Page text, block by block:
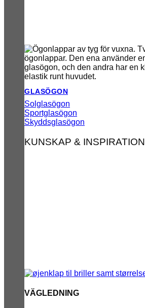
GLASÖGON
Solglasögon
Sportglasögon
Skyddsglasögon
KUNSKAP & INSPIRATION
VÄGLEDNING